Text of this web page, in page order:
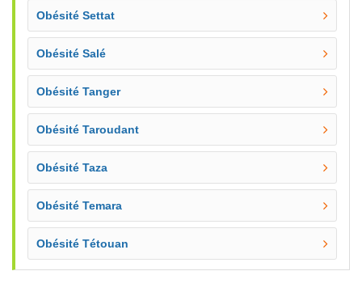
Obésité Settat
Obésité Salé
Obésité Tanger
Obésité Taroudant
Obésité Taza
Obésité Temara
Obésité Tétouan